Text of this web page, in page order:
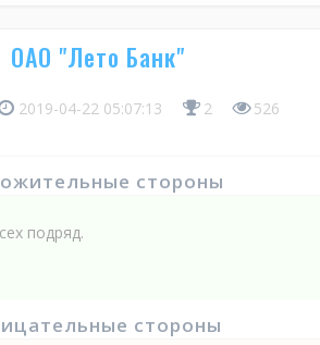
ОАО "Лето Банк"
2019-04-22 05:07:13 2 526
стороны
подряд.
стороны